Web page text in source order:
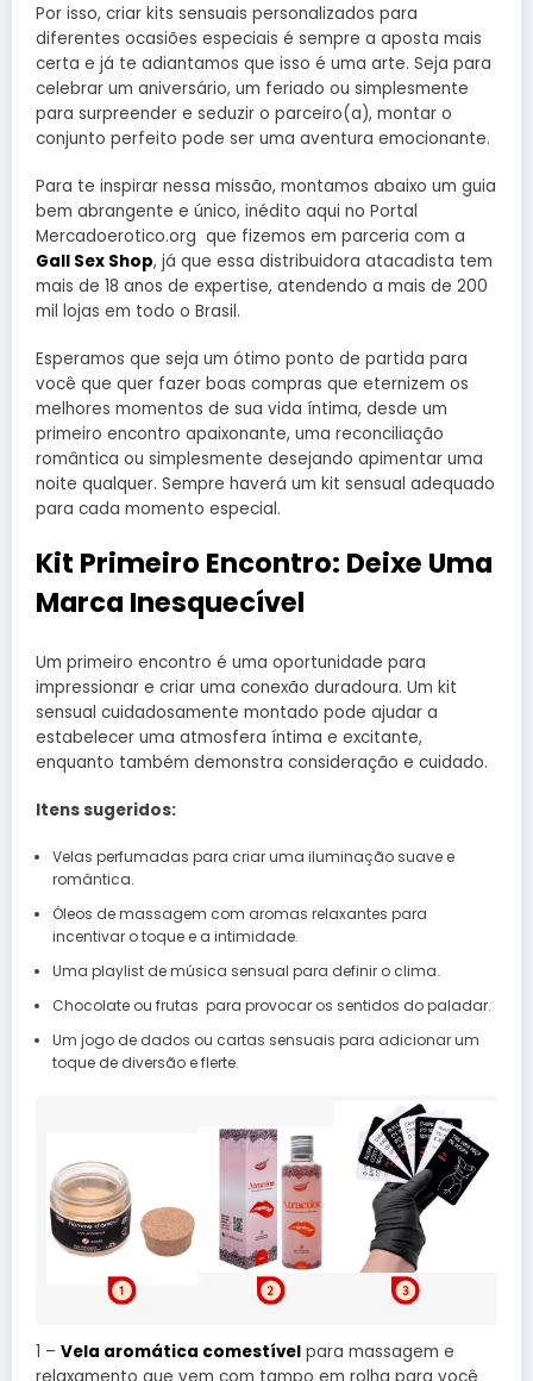
Por isso, criar kits sensuais personalizados para
diferentes ocasiões especiais é sempre a aposta mais
certa e já te adiantamos que isso é uma arte. Seja para
celebrar um aniversário, um feriado ou simplesmente
para surpreender e seduzir o parceiro(a), montar o
conjunto perfeito pode ser uma aventura emocionante.
Para te inspirar nessa missão, montamos abaixo um guia
bem abrangente e único, inédito aqui no Portal
Mercadoerotico.org que fizemos em parceria com a
Gall Sex Shop, já que essa distribuidora atacadista tem
mais de 18 anos de expertise, atendendo a mais de 200
mil lojas em todo o Brasil.
Esperamos que seja um ótimo ponto de partida para
você que quer fazer boas compras que eternizem os
melhores momentos de sua vida íntima, desde um
primeiro encontro apaixonante, uma reconciliação
romântica ou simplesmente desejando apimentar uma
noite qualquer. Sempre haverá um kit sensual adequado
para cada momento especial.
Kit Primeiro Encontro: Deixe Uma
Marca Inesquecível
Um primeiro encontro é uma oportunidade para
impressionar e criar uma conexão duradoura. Um kit
sensual cuidadosamente montado pode ajudar a
estabelecer uma atmosfera íntima e excitante,
enquanto também demonstra consideração e cuidado.
Itens sugeridos:
Velas perfumadas para criar uma iluminação suave e
romântica.
Óleos de massagem com aromas relaxantes para
incentivar o toque e a intimidade.
Uma playlist de música sensual para definir o clima.
Chocolate ou frutas para provocar os sentidos do paladar.
Um jogo de dados ou cartas sensuais para adicionar um
toque de diversão e flerte.
1 – Vela aromática comestível para massagem e